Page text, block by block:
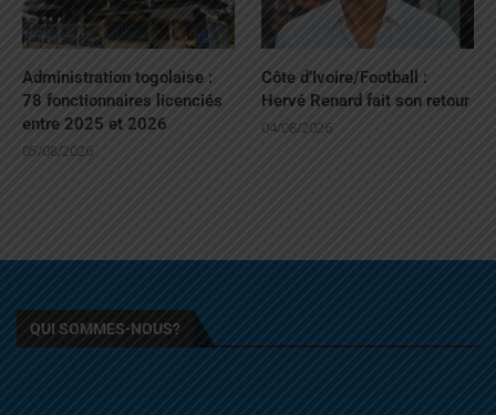
Administration togolaise :
78 fonctionnaires licenciés
entre 2025 et 2026
05/08/2026
Côte d’Ivoire/Football :
Hervé Renard fait son retour
04/08/2026
QUI SOMMES-NOUS?